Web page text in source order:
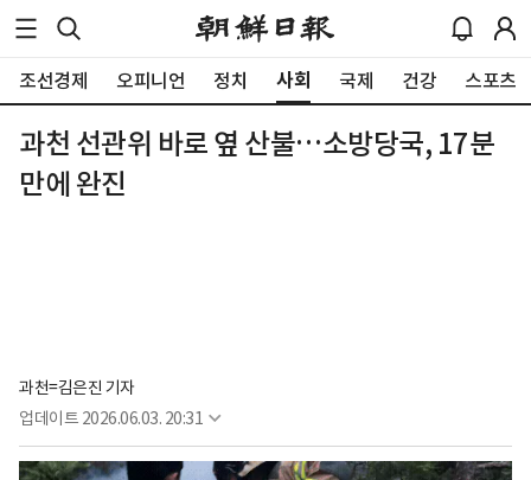
조선경제 오피니언 정치 사회 국제 건강 스포츠
과천 선관위 바로 옆 산불…소방당국, 17분
만에 완진
과천=김은진 기자
업데이트 2026.06.03. 20:31